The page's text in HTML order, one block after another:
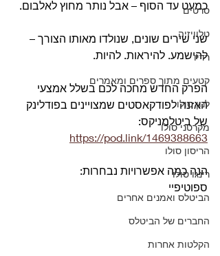
סרטים
טלוויזיה
רדיו
קטעים מתוך ספרים ומאמרים
לנון סולו
מקרטני סולו
הריסון סולו
רינגו סולו
הביטלס ואמנים אחרים
החברים של הביטלס
הקלטות אחרות
כמעט עד הסוף – אבל נותר מחוץ לאלבום.
שני שירים שונים, שנולדו מאותו הצורך –
להישמע. להיראות. להיות.
הפרק החדש מחכה לכם בשלל אמצעי
האזנה לפודקאסטים שמצויינים בפודלינק
של ביטלמניקס:
https://pod.link/1469388663
הנה כמה אפשרויות נבחרות:
ספוטיפיי